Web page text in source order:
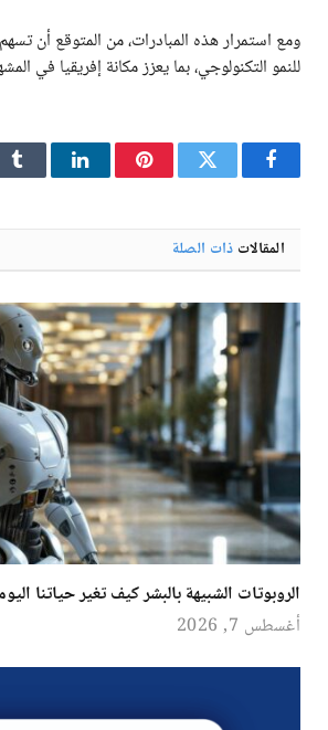
ومع استمرار هذه المبادرات، من المتوقع أن
للنمو التكنولوجي، بما يعزز مكانة إفريقيا في
فيسبوكتويتر بينتيريستلينكدإن
المقالات ذات الصلة
الروبوتات الشبيهة بالبشر كيف تغير حياتنا
أغسطس 7, 2026